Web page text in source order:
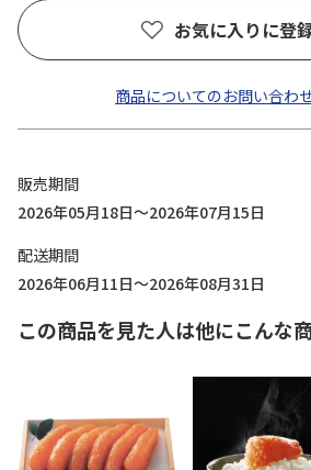
お気に入りに登
商品についてのお問い合わ
販売期間
2026年05月18日～2026年07月15日
配送期間
2026年06月11日～2026年08月31日
この商品を見た人は他にこんな